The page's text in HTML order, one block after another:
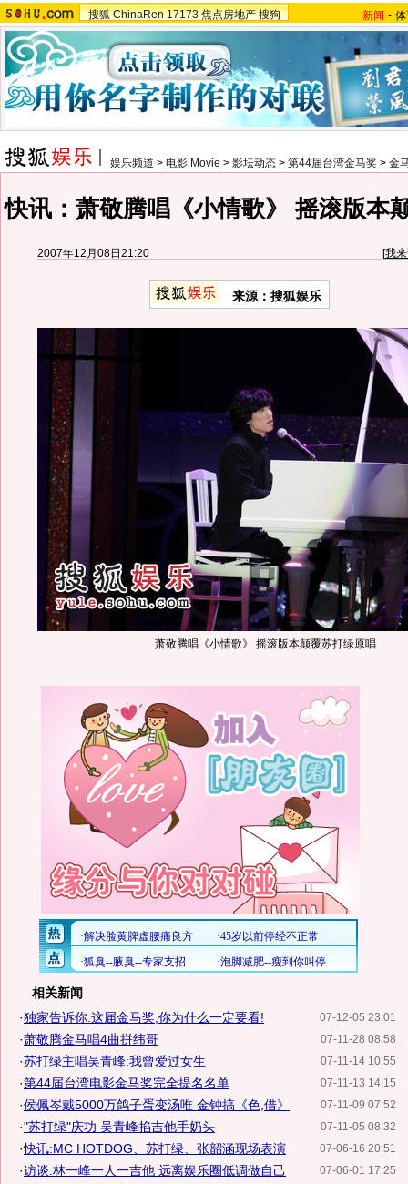
搜狐 ChinaRen 17173 焦点房地产 搜狗 新闻 -
娱乐频道 > 电影 Movie > 影坛动态 > 第44届台湾金马奖 > 金
快讯：萧敬腾唱《小情歌》 摇滚版本
2007年12月08日21:20 [我
来源：搜狐娱乐
萧敬腾唱《小情歌》 摇滚版本颠覆苏打绿原唱
相关新闻
07-12-05 23:01
·独家告诉你:这届金马奖,你为什么一定要看!
07-11-28 08:58
·萧敬腾金马唱4曲拼纬哥
07-11-14 10:55
·苏打绿主唱吴青峰:我曾爱过女生
07-11-13 14:15
·第44届台湾电影金马奖完全提名名单
07-11-09 07:52
·侯佩岑戴5000万鸽子蛋变汤唯 金钟搞《色,借》
07-11-05 08:32
·"苏打绿"庆功 吴青峰掐吉他手奶头
07-06-16 20:51
·快讯:MC HOTDOG、苏打绿、张韶涵现场表演
07-06-01 17:25
·访谈:林一峰一人一吉他 远离娱乐圈低调做自己